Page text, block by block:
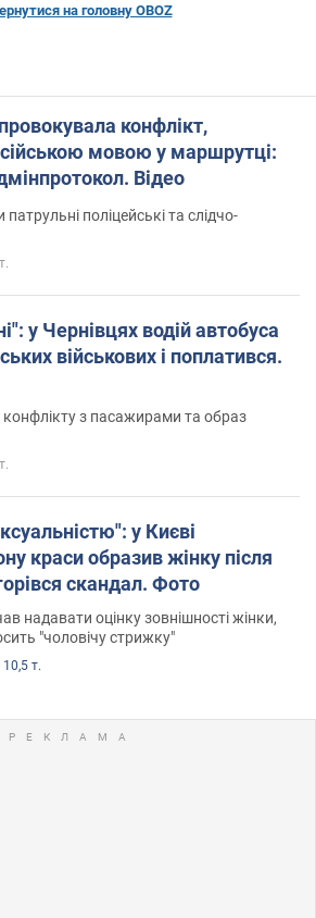
на головну OBOZ
конфлікт,
мовою у маршрутці:
Відео
патрульні поліцейські та слідчо-
у Чернівцях водій автобуса
військових і поплатився.
конфлікту з пасажирами та образ
у Києві
краси образив жінку після
скандал. Фото
надавати оцінку зовнішності жінки,
"чоловічу стрижку"
10,5 т.